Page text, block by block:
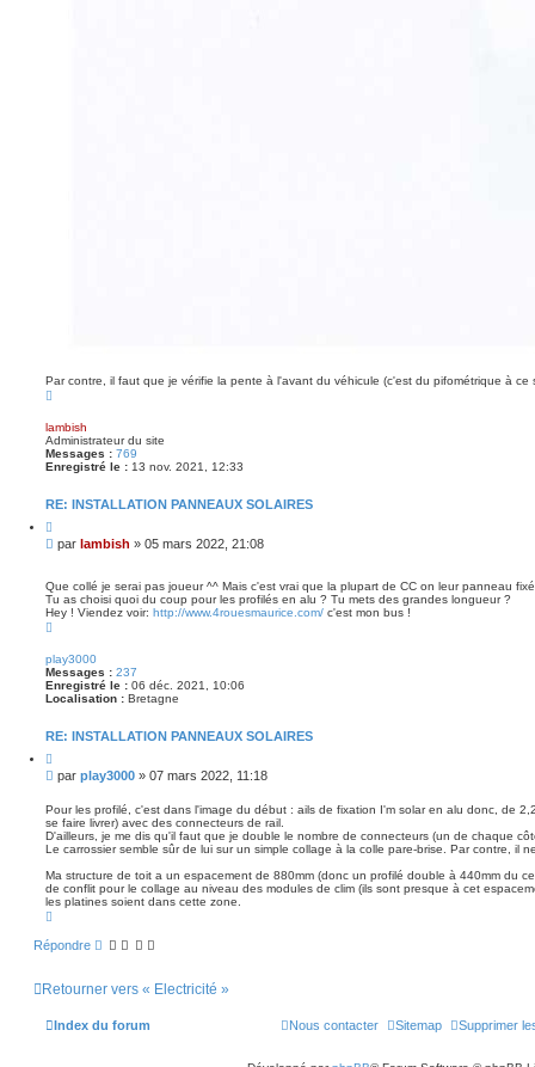
Par contre, il faut que je vérifie la pente à l'avant du véhicule (c'est du pifométrique à
t
lambish
Administrateur du site
Messages : 769
Enregistré le : 13 nov. 2021, 12:33
RE: INSTALLATION PANNEAUX SOLAIRES
i
t
M
s
a
par lambish » 05 mars 2022, 21:08
Que collé je serai pas joueur ^^ Mais c'est vrai que la plupart de CC on leur panneau
Tu as choisi quoi du coup pour les profilés en alu ? Tu mets des grandes longueur ?
Hey ! Viendez voir: http://www.4rouesmaurice.com/ c'est mon bus !
t
play3000
Messages : 237
Enregistré le : 06 déc. 2021, 10:06
Localisation : Bretagne
RE: INSTALLATION PANNEAUX SOLAIRES
i
t
r
M
s
s
a
g
e
par play3000 » 07 mars 2022, 11:18
Pour les profilé, c'est dans l'image du début : ails de fixation I'm solar en alu donc, de
se faire livrer) avec des connecteurs de rail.
D'ailleurs, je me dis qu'il faut que je double le nombre de connecteurs (un de chaque
Le carrossier semble sûr de lui sur un simple collage à la colle pare-brise. Par contre, il
Ma structure de toit a un espacement de 880mm (donc un profilé double à 440mm du
de conflit pour le collage au niveau des modules de clim (ils sont presque à cet
les platines soient dans cette zone.
t
Répondre
Retourner vers « Electricité »
Index du forum Supprimer
Sitemap
Nous contacter